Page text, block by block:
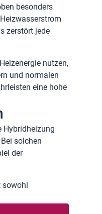
besonders
zerstört jede
nutzen,
und normalen
eine hohe
Hybridheizung
solchen
der
sowohl